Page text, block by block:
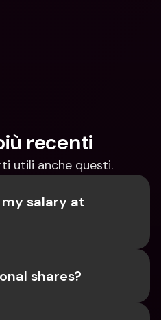
recenti
utili anche questi.
my salary at
shares?